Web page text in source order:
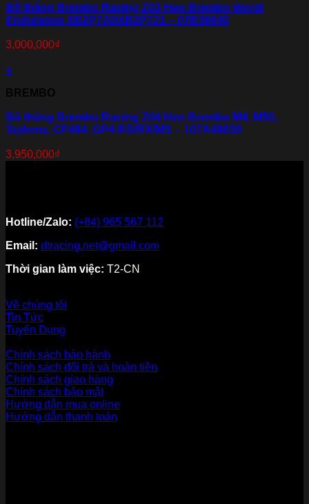
Bố thắng Brembo Racing Z03 Heo Brembo World
Endurance XB2P720/XB2P721 – 07B36640
3,000,000₫
+
BREMBO
Bố thắng Brembo Racing Z04 Heo Brembo M4, M50,
Stylema, CF484, GP4-RS/RX/MS – 107A48639
3,950,000₫
Hotline/Zalo: (+84) 965 567 112
Email: dtracing.net@gmail.com
Thời gian làm việc: T2-CN
Về chúng tôi
Tin Tức
Tuyển Dụng
Chính sách bảo hành
Chính sách đổi trả và hoàn tiền
Chính sách giao hàng
Chính sách bảo mật
Hướng dẫn mua online
Hướng dẫn thanh toán